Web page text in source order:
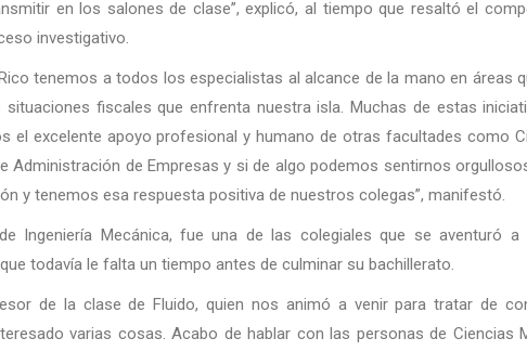
en los salones de clase”, explicó, al tiempo que resaltó el
investigativo.
tenemos a todos los especialistas al alcance de la mano en áreas
fiscales que enfrenta nuestra isla. Muchas de estas
el excelente apoyo profesional y humano de otras facultades como
Administración de Empresas y si de algo podemos sentirnos
y tenemos esa respuesta positiva de nuestros colegas”, manifestó.
Ingeniería Mecánica, fue una de las colegiales que se aventuró a
todavía le falta un tiempo antes de culminar su bachillerato.
de la clase de Fluido, quien nos animó a venir para tratar de
varias cosas. Acabo de hablar con las personas de Ciencias